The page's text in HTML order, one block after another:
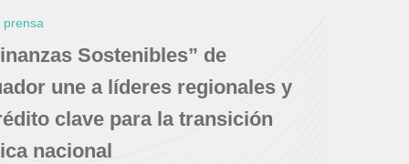
prensa
Sostenibles” de
une a líderes regionales y
clave para la transición
nacional